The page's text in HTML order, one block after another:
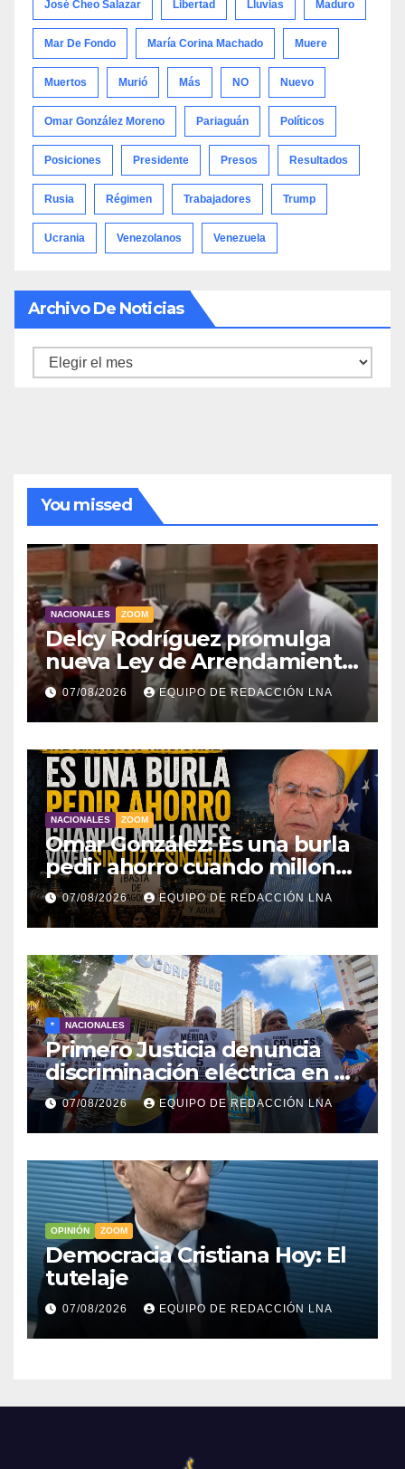
José Cheo Salazar Libertad Lluvias Maduro
Mar De Fondo María Corina Machado Muere
Muertos Murió Más NO Nuevo
Omar González Moreno Pariaguán Políticos
Posiciones Presidente Presos Resultados
Rusia Régimen Trabajadores Trump
Ucrania Venezolanos Venezuela
Archivo De Noticias
Archivo
You missed
NACIONALES ZOOM
Delcy Rodríguez promulga
nueva Ley de Arrendamiento
para atender a familias
damnificadas
07/08/2026 EQUIPO DE REDACCIÓN LNA
NACIONALES ZOOM
Omar González: Es una burla
pedir ahorro cuando millones
viven sin luz y sin agua
07/08/2026 EQUIPO DE REDACCIÓN LNA
* NACIONALES
Primero Justicia denuncia
discriminación eléctrica en el
interior del país
07/08/2026 EQUIPO DE REDACCIÓN LNA
OPINIÓN ZOOM
Democracia Cristiana Hoy: El
tutelaje
07/08/2026 EQUIPO DE REDACCIÓN LNA